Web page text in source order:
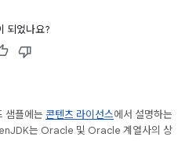
되었나요?
샘플에는 콘텐츠 라이선스에서 설명하는
는 Oracle 및 Oracle 계열사의 상